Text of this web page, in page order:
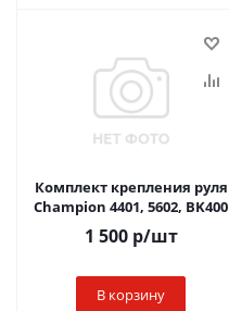
Комплект крепления руля
Champion 4401, 5602, BK400
1 500р/шт
В корзину